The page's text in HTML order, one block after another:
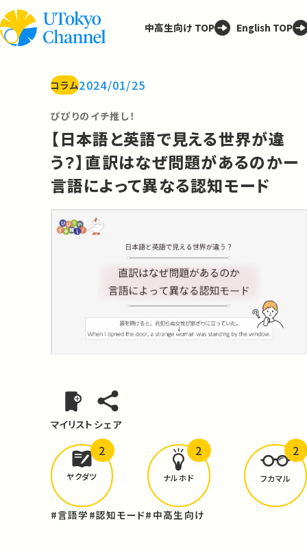
中高生向け TOP English TOP
コラム2024/01/25
ぴぴりのイチ推し！
【日本語と英語で見える世界が違
う？】直訳はなぜ問題があるのかー
言語によって異なる認知モード
マイリスト シェア
どんな学びがありましたか？
ヤクダツ
2
ナルホド
2
フカマル
2
#言語学 #認知モード#中高生向け